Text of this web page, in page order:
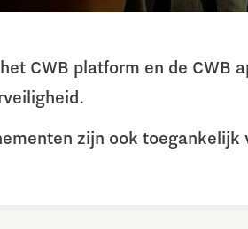
CWB platform en de CWB
zijn ook toegankelijk